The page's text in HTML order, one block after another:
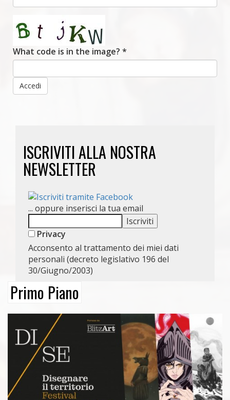
What code is in the image? *
Accedi
ISCRIVITI ALLA NOSTRA
NEWSLETTER
... oppure inserisci la tua email
Privacy
Acconsento al trattamento dei miei dati
personali (decreto legislativo 196 del
30/Giugno/2003)
Primo Piano